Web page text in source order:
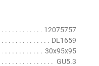
12075757
DL1659
30x95x95
GU5.3